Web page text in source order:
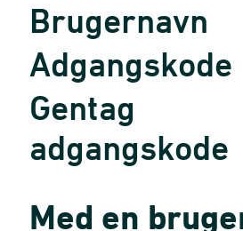
Brugernavn
Adgangskode
Gentag
adgangskode
Med en